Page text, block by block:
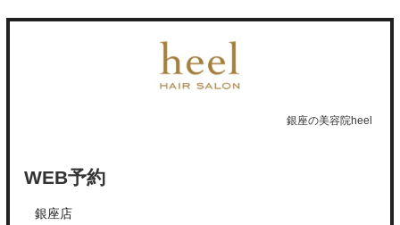
銀座の美容院heel
WEB予約
銀座店